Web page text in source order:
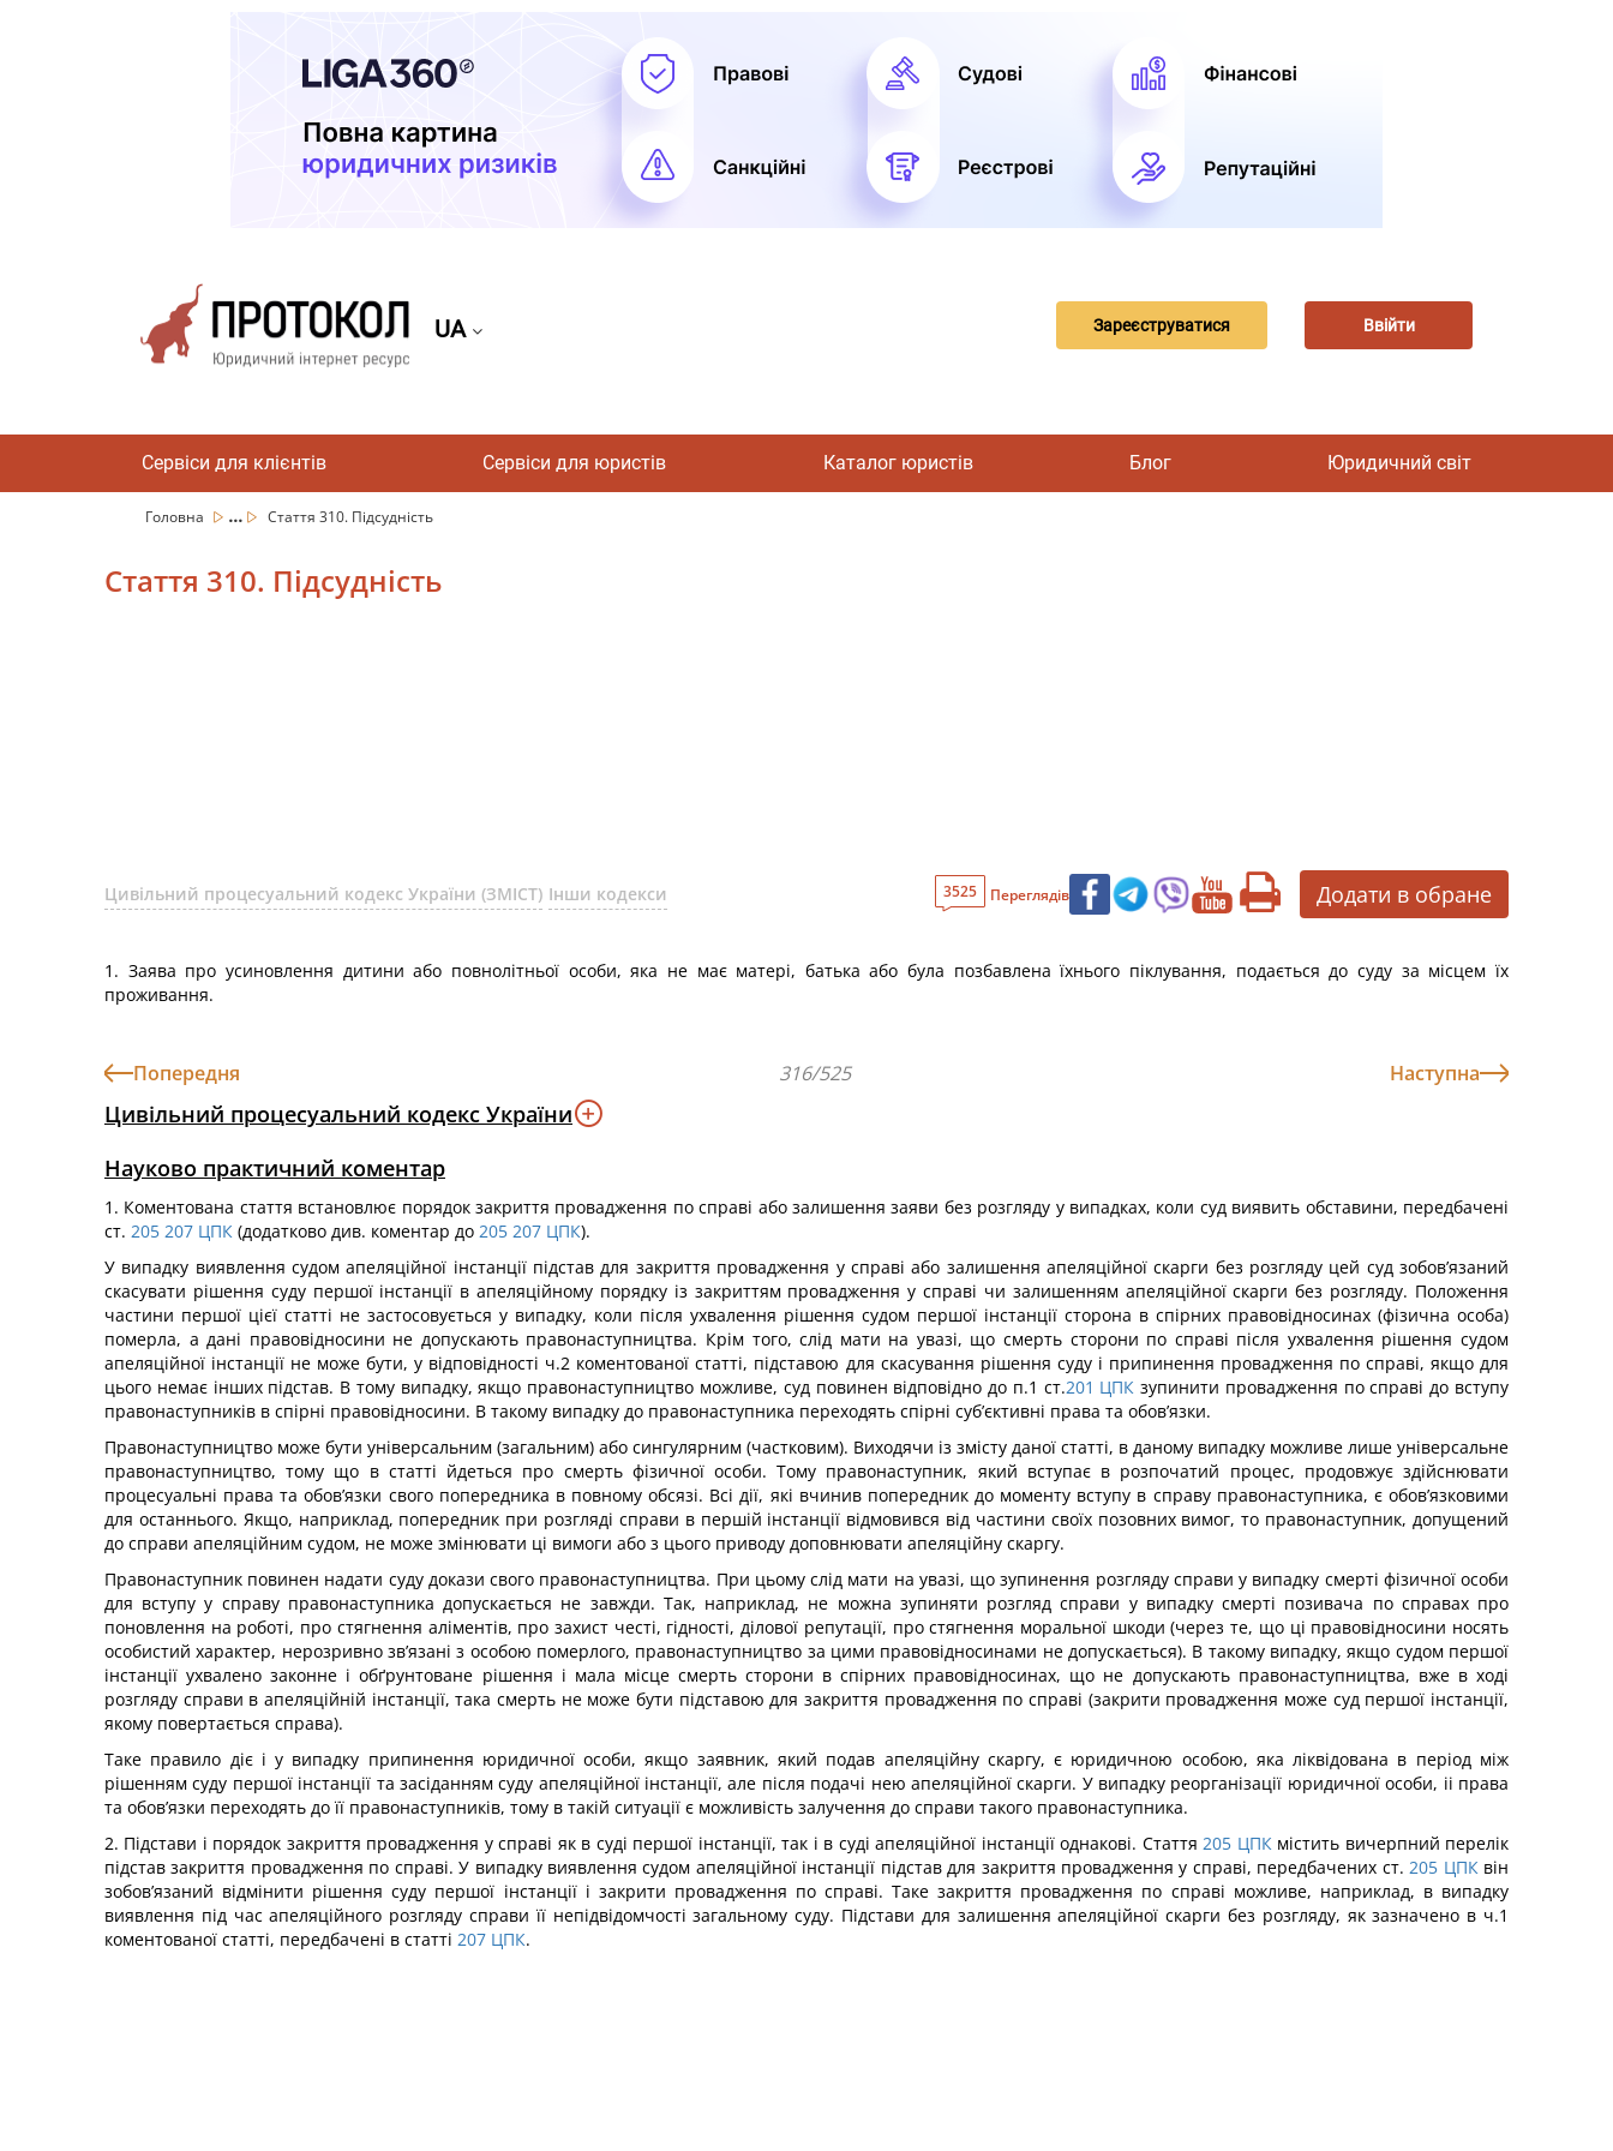
UA Зареєструватися Ввійти
Сервіси для клієнтів Сервіси для юристів Каталог юристів Блог Юридичний світ
Головна ... Стаття 310. Підсудність
Стаття 310. Підсудність
Цивільний процесуальний кодекс України (ЗМІСТ) Інши кодекси 3525 Переглядів Додати в обране
1. Заява про усиновлення дитини або повнолітньої особи, яка не має матері, батька або була позбавлена їхнього піклування, подається до суду за місцем їх
проживання.
Попередня 316/525 Наступна
Цивільний процесуальний кодекс України
Науково практичний коментар
1. Коментована стаття встановлює порядок закриття провадження по справі або залишення заяви без розгляду у випадках, коли суд виявить обставини, передбачені
ст. 205 207 ЦПК (додатково див. коментар до 205 207 ЦПК).
У випадку виявлення судом апеляційної інстанції підстав для закриття провадження у справі або залишення апеляційної скарги без розгляду цей суд зобов’язаний
скасувати рішення суду першої інстанції в апеляційному порядку із закриттям провадження у справі чи залишенням апеляційної скарги без розгляду. Положення
частини першої цієї статті не застосовується у випадку, коли після ухвалення рішення судом першої інстанції сторона в спірних правовідносинах (фізична особа)
померла, а дані правовідносини не допускають правонаступництва. Крім того, слід мати на увазі, що смерть сторони по справі після ухвалення рішення судом
апеляційної інстанції не може бути, у відповідності ч.2 коментованої статті, підставою для скасування рішення суду і припинення провадження по справі, якщо для
цього немає інших підстав. В тому випадку, якщо правонаступництво можливе, суд повинен відповідно до п.1 ст.201 ЦПК зупинити провадження по справі до вступу
правонаступників в спірні правовідносини. В такому випадку до правонаступника переходять спірні суб’єктивні права та обов’язки.
Правонаступництво може бути універсальним (загальним) або сингулярним (частковим). Виходячи із змісту даної статті, в даному випадку можливе лише універсальне
правонаступництво, тому що в статті йдеться про смерть фізичної особи. Тому правонаступник, який вступає в розпочатий процес, продовжує здійснювати
процесуальні права та обов’язки свого попередника в повному обсязі. Всі дії, які вчинив попередник до моменту вступу в справу правонаступника, є обов’язковими
для останнього. Якщо, наприклад, попередник при розгляді справи в першій інстанції відмовився від частини своїх позовних вимог, то правонаступник, допущений
до справи апеляційним судом, не може змінювати ці вимоги або з цього приводу доповнювати апеляційну скаргу.
Правонаступник повинен надати суду докази свого правонаступництва. При цьому слід мати на увазі, що зупинення розгляду справи у випадку смерті фізичної особи
для вступу у справу правонаступника допускається не завжди. Так, наприклад, не можна зупиняти розгляд справи у випадку смерті позивача по справах про
поновлення на роботі, про стягнення аліментів, про захист честі, гідності, ділової репутації, про стягнення моральної шкоди (через те, що ці правовідносини носять
особистий характер, нерозривно зв’язані з особою померлого, правонаступництво за цими правовідносинами не допускається). В такому випадку, якщо судом першої
інстанції ухвалено законне і обґрунтоване рішення і мала місце смерть сторони в спірних правовідносинах, що не допускають правонаступництва, вже в ході
розгляду справи в апеляційній інстанції, така смерть не може бути підставою для закриття провадження по справі (закрити провадження може суд першої інстанції,
якому повертається справа).
Таке правило діє і у випадку припинення юридичної особи, якщо заявник, який подав апеляційну скаргу, є юридичною особою, яка ліквідована в період між
рішенням суду першої інстанції та засіданням суду апеляційної інстанції, але після подачі нею апеляційної скарги. У випадку реорганізації юридичної особи, іі права
та обов’язки переходять до її правонаступників, тому в такій ситуації є можливість залучення до справи такого правонаступника.
2. Підстави і порядок закриття провадження у справі як в суді першої інстанції, так і в суді апеляційної інстанції однакові. Стаття 205 ЦПКмістить вичерпний перелік
підстав закриття провадження по справі. У випадку виявлення судом апеляційної інстанції підстав для закриття провадження у справі, передбачених ст. 205 ЦПКвін
зобов’язаний відмінити рішення суду першої інстанції і закрити провадження по справі. Таке закриття провадження по справі можливе, наприклад, в випадку
виявлення під час апеляційного розгляду справи її непідвідомчості загальному суду. Підстави для залишення апеляційної скарги без розгляду, як зазначено в ч.1
коментованої статті, передбачені в статті 207 ЦПК.